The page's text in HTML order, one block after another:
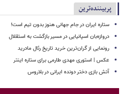
پربیننده‌ترین
ستاره ایران در جام جهانی هنوز بدون تیم است!
دروازه‌بان اسپانیایی در مسیر بازگشت به استقلال
رونمایی از گران‌ترین خرید تاریخ رئال مادرید
عکس | استوری مهدی طارمی برای ستاره اینتر
آتش بازی دختر دونده ایرانی در بلاروس